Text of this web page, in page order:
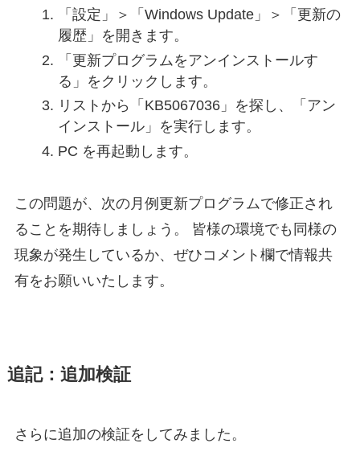
「設定」＞「Windows Update」＞「更新の
履歴」を開きます。
「更新プログラムをアンインストールす
る」をクリックします。
リストから「KB5067036」を探し、「アン
インストール」を実行します。
PC を再起動します。
この問題が、次の月例更新プログラムで修正され
ることを期待しましょう。 皆様の環境でも同様の
現象が発生しているか、ぜひコメント欄で情報共
有をお願いいたします。
追記：追加検証
さらに追加の検証をしてみました。